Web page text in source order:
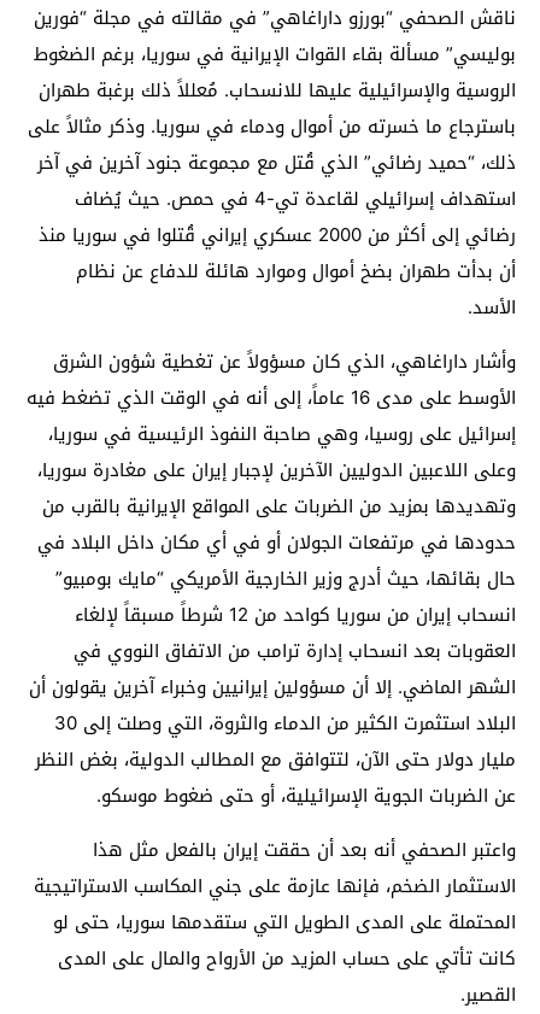
ناقش الصحفي “بورزو داراغاهي” في مقالته في مجلة “فورين
بوليسي” مسألة بقاء القوات الإيرانية في سوريا، برغم الضغوط
الروسية والإسرائيلية عليها للانسحاب. مُعللاً ذلك برغبة طهران
باسترجاع ما خسرته من أموال ودماء في سوريا. وذكر مثالاً على
ذلك، “حميد رضائي” الذي قُتل مع مجموعة جنود آخرين في آخر
استهداف إسرائيلي لقاعدة تي-4 في حمص. حيث يُضاف
رضائي إلى أكثر من 2000 عسكري إيراني قُتلوا في سوريا منذ
أن بدأت طهران بضخ أموال وموارد هائلة للدفاع عن نظام
الأسد.
وأشار داراغاهي، الذي كان مسؤولاً عن تغطية شؤون الشرق
الأوسط على مدى 16 عاماً، إلى أنه في الوقت الذي تضغط فيه
إسرائيل على روسيا، وهي صاحبة النفوذ الرئيسية في سوريا،
وعلى اللاعبين الدوليين الآخرين لإجبار إيران على مغادرة سوريا،
وتهديدها بمزيد من الضربات على المواقع الإيرانية بالقرب من
حدودها في مرتفعات الجولان أو في أي مكان داخل البلاد في
حال بقائها، حيث أدرج وزير الخارجية الأمريكي “مايك بومبيو”
انسحاب إيران من سوريا كواحد من 12 شرطاً مسبقاً لإلغاء
العقوبات بعد انسحاب إدارة ترامب من الاتفاق النووي في
الشهر الماضي. إلا أن مسؤولين إيرانيين وخبراء آخرين يقولون أن
البلاد استثمرت الكثير من الدماء والثروة، التي وصلت إلى 30
مليار دولار حتى الآن، لتتوافق مع المطالب الدولية، بغض النظر
عن الضربات الجوية الإسرائيلية، أو حتى ضغوط موسكو.
واعتبر الصحفي أنه بعد أن حققت إيران بالفعل مثل هذا
الاستثمار الضخم، فإنها عازمة على جني المكاسب الاستراتيجية
المحتملة على المدى الطويل التي ستقدمها سوريا، حتى لو
كانت تأتي على حساب المزيد من الأرواح والمال على المدى
القصير.